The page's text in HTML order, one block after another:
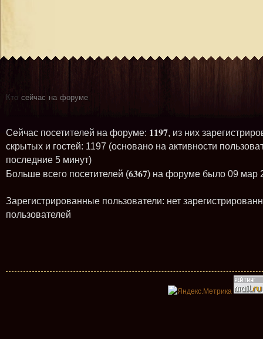
Кто сейчас на форуме
Сейчас посетителей на форуме: 1197, из них
скрытых и гостей: 1197 (основано на активности
последние 5 минут)
Больше всего посетителей (6367) на форуме было 09 мар
Зарегистрированные пользователи: нет
пользователей